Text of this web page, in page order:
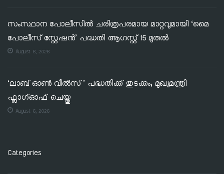
സംസ്ഥാന പോലീസിൽ ചരിത്രപരമായ മാറ്റവുമായി ‘മൈ
പോലീസ് സ്റ്റേഷൻ’ പദ്ധതി ആഗസ്റ്റ് 15 മുതൽ
August 6, 2026
‘ലാബ് ഓൺ വീൽസ്’ പദ്ധതിക്ക് തുടക്കം; മുഖ്യമന്ത്രി
ഫ്ലാഗ്ഓഫ് ചെയ്തു
August 6, 2026
Categories